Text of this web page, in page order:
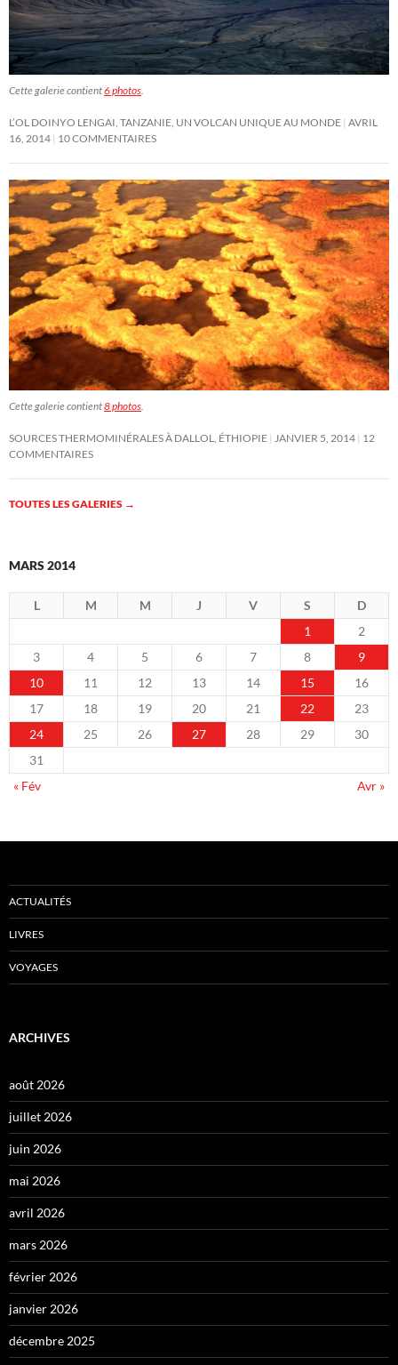
Cette galerie contient6 photos
L’OL DOINYO LENGAI, TANZANIE, UN VOLCAN UNIQUE AU MONDE AVRIL
16, 2014 10 COMMENTAIRES
Cette galerie contient8 photos
SOURCES THERMOMINÉRALES À DALLOL, ÉTHIOPIE JANVIER 5, 2014 12
COMMENTAIRES
TOUTES LES GALERIES →
MARS 2014
L M M J V S
D
1
2
3
4 5 6 7 8
9
10
11 12 13 14 15
16
17
18 19 20 21 22
23
24
25 26 27 28 29
30
31
« Fév
Avr »
ACTUALITÉS
LIVRES
VOYAGES
ARCHIVES
août 2026
juillet 2026
juin 2026
mai 2026
avril 2026
mars 2026
février 2026
janvier 2026
décembre 2025